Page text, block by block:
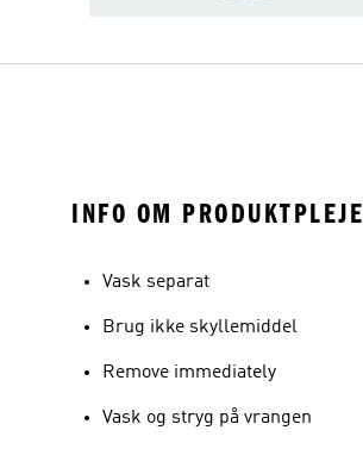
INFO OM PRODUKTPLEJE
Vask separat
Brug ikke skyllemiddel
Remove immediately
Vask og stryg på vrangen